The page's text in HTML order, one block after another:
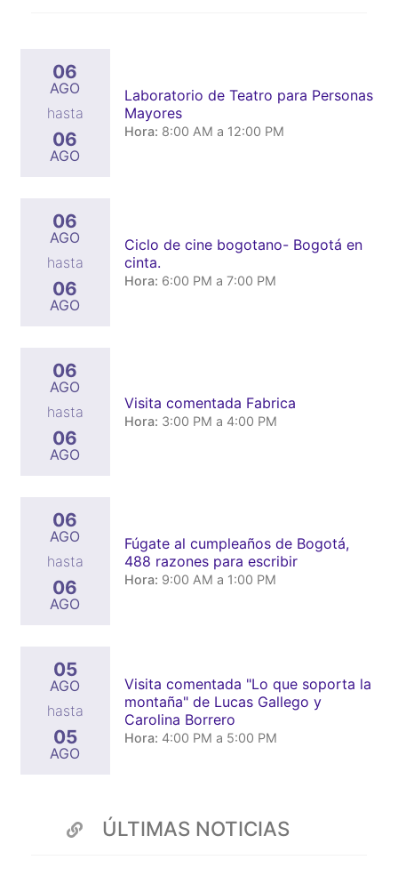
06
AGO
hasta
06
AGO
Laboratorio de Teatro para Personas
Mayores
Hora: 8:00 AM a 12:00 PM
06
AGO
hasta
06
AGO
Ciclo de cine bogotano- Bogotá en
cinta.
Hora: 6:00 PM a 7:00 PM
06
AGO
hasta
06
AGO
Visita comentada Fabrica
Hora: 3:00 PM a 4:00 PM
06
AGO
hasta
06
AGO
Fúgate al cumpleaños de Bogotá,
488 razones para escribir
Hora: 9:00 AM a 1:00 PM
05
AGO
hasta
05
AGO
Visita comentada "Lo que soporta la
montaña" de Lucas Gallego y
Carolina Borrero
Hora: 4:00 PM a 5:00 PM
ÚLTIMAS NOTICIAS